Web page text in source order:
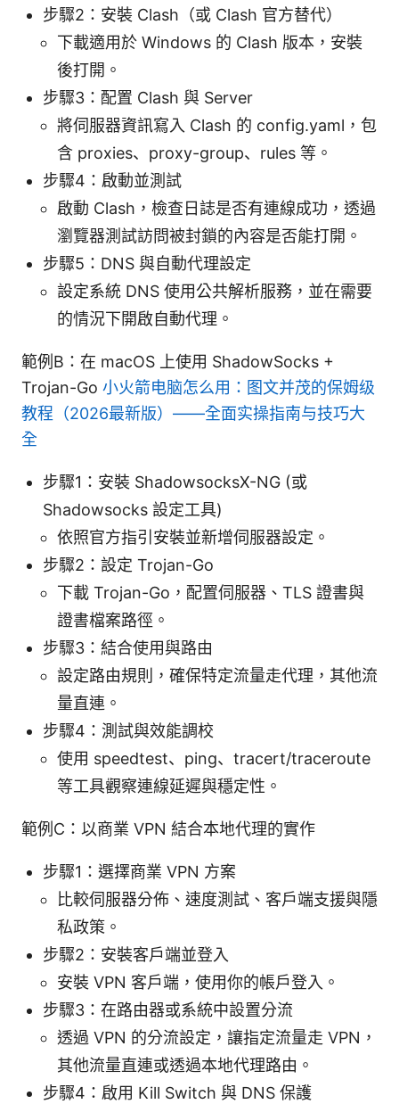
步驟2：安裝 Clash（或 Clash 官方替代）
下載適用於 Windows 的 Clash 版本，安裝
後打開。
步驟3：配置 Clash 與 Server
將伺服器資訊寫入 Clash 的 config.yaml，包
含 proxies、proxy-group、rules 等。
步驟4：啟動並測試
啟動 Clash，檢查日誌是否有連線成功，透過
瀏覽器測試訪問被封鎖的內容是否能打開。
步驟5：DNS 與自動代理設定
設定系統 DNS 使用公共解析服務，並在需要
的情況下開啟自動代理。
範例B：在 macOS 上使用 ShadowSocks +
Trojan-Go 小火箭电脑怎么用：图文并茂的保姆级
教程（2026最新版）——全面实操指南与技巧大
全
步驟1：安裝 ShadowsocksX-NG (或
Shadowsocks 設定工具)
依照官方指引安裝並新增伺服器設定。
步驟2：設定 Trojan-Go
下載 Trojan-Go，配置伺服器、TLS 證書與
證書檔案路徑。
步驟3：結合使用與路由
設定路由規則，確保特定流量走代理，其他流
量直連。
步驟4：測試與效能調校
使用 speedtest、ping、tracert/traceroute
等工具觀察連線延遲與穩定性。
範例C：以商業 VPN 結合本地代理的實作
步驟1：選擇商業 VPN 方案
比較伺服器分佈、速度測試、客戶端支援與隱
私政策。
步驟2：安裝客戶端並登入
安裝 VPN 客戶端，使用你的帳戶登入。
步驟3：在路由器或系統中設置分流
透過 VPN 的分流設定，讓指定流量走 VPN，
其他流量直連或透過本地代理路由。
步驟4：啟用 Kill Switch 與 DNS 保護